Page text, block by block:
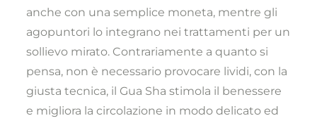
anche con una semplice moneta, mentre gli
agopuntori lo integrano nei trattamenti per un
sollievo mirato. Contrariamente a quanto si
pensa, non è necessario provocare lividi, con la
giusta tecnica, il Gua Sha stimola il benessere
e migliora la circolazione in modo delicato ed